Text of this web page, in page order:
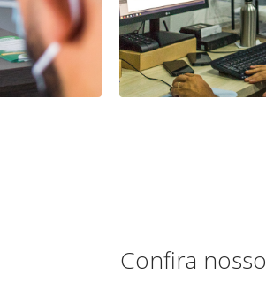
Confira nosso